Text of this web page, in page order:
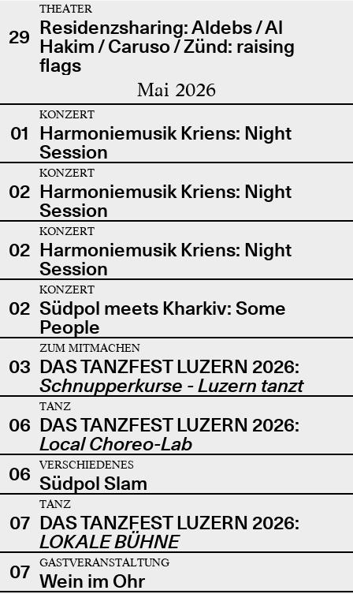
29
THEATER
Residenzsharing: Aldebs / Al
Hakim / Caruso / Zünd: raising
flags
Mai 2026
01
KONZERT
Harmoniemusik Kriens: Night
Session
02
KONZERT
Harmoniemusik Kriens: Night
Session
02
KONZERT
Harmoniemusik Kriens: Night
Session
02
KONZERT
Südpol meets Kharkiv: Some
People
03
ZUM MITMACHEN
DAS TANZFEST LUZERN 2026:
Schnupperkurse - Luzern tanzt
06
TANZ
DAS TANZFEST LUZERN 2026:
Local Choreo-Lab
06
VERSCHIEDENES
Südpol Slam
07
TANZ
DAS TANZFEST LUZERN 2026:
LOKALE BÜHNE
07
GASTVERANSTALTUNG
Wein im Ohr